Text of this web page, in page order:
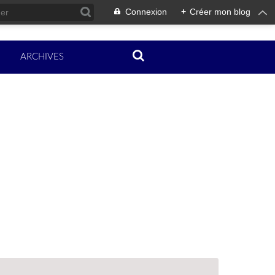
Connexion + Créer mon blog
ARCHIVES